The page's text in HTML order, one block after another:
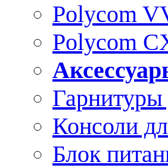
Polycom
Polycom
Гарнитуры
Консоли
Блок